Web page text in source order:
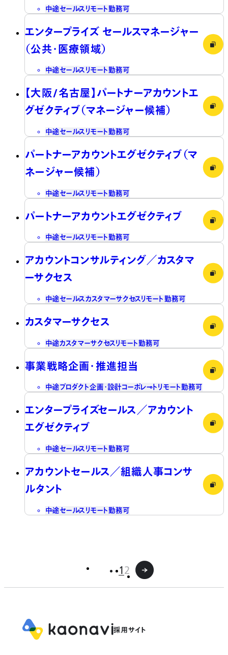
中途セールス リモート勤務可
エンタープライズ セールスマネージャー
（公共・医療領域）
中途セールス リモート勤務可
【大阪/名古屋】パートナーアカウントエ
グゼクティブ（マネージャー候補）
中途セールス リモート勤務可
パートナーアカウントエグゼクティブ（マ
ネージャー候補）
中途セールス リモート勤務可
パートナーアカウントエグゼクティブ
中途セールス リモート勤務可
アカウントコンサルティング／カスタマ
ーサクセス
中途セールスカスタマーサクセスリモート勤務可
カスタマーサクセス
中途カスタマーサクセス リモート勤務可
事業戦略企画・推進担当
中途プロダクト企画・設計コーポレート リモート勤務可
エンタープライズセールス／アカウント
エグゼクティブ
中途セールス リモート勤務可
アカウントセールス／組織人事コンサ
ルタント
中途セールス リモート勤務可
1 2